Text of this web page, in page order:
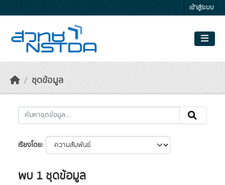
เข้าสู่ระบบ
ชุดข้อมูล
เรียงโดย
พบ 1 ชุดข้อมูล